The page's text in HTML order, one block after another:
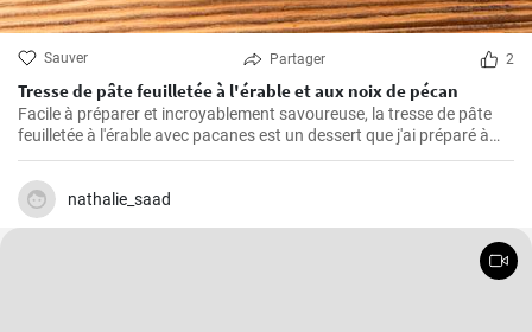
Sauver Partager 2
Tresse de pâte feuilletée à l'érable et aux noix de pécan
Facile à préparer et incroyablement savoureuse, la tresse de pâte
feuilletée à l'érable avec pacanes est un dessert que j'ai préparé à
maintes reprises pour mes proches. Parfumée de caramel, la saveur
amère des pacanes et la légèreté de la pâte feuilletée font qu'il est
difficile d'y résister.
nathalie_saad